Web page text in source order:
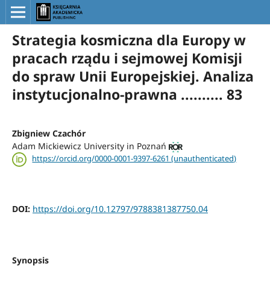
Strategia kosmiczna dla Europy w
pracach rządu i sejmowej Komisji
do spraw Unii Europejskiej. Analiza
instytucjonalno-prawna .......... 83
Zbigniew Czachór
Adam Mickiewicz University in Poznań
https://orcid.org/0000-0001-9397-6261 (unauthenticated)
DOI: https://doi.org/10.12797/9788381387750.04
Synopsis